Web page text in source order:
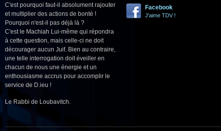
C'est pourquoi faut-il absolument rajouter
et multiplier des actions de bonté !
Pourquoi n'est-il pas déjà là ?
C'est le Machiah Lui-même qui répondra
à cette question, mais celle-ci ne doit
décourager aucun Juif. Bien au contraire,
une telle interrogation doit éveiller en
chacun de nous une énergie et un
enthousiasme accrus pour accomplir le
service de D.ieu !
Le Rabbi de Loubavitch.
Facebook
J'aime TDV !